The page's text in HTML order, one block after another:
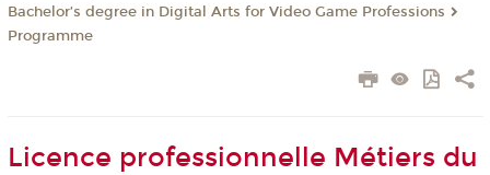
Bachelor’s degree in Digital Arts for Video Game Professions
Programme
Licence professionnelle Métiers du